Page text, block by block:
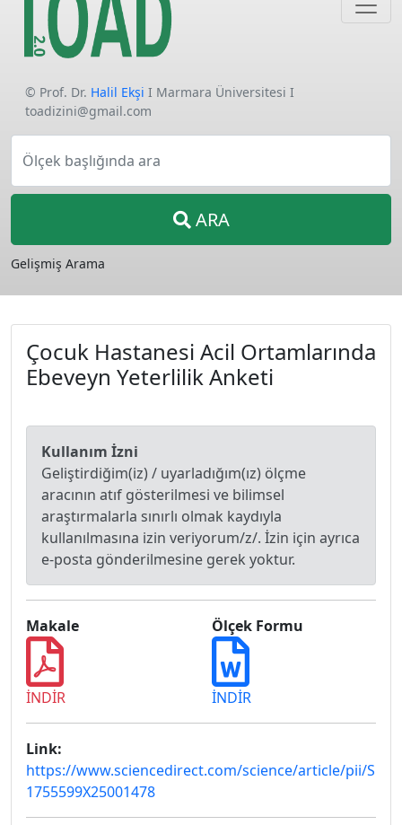
© Prof. Dr. Halil Ekşi I Marmara Üniversitesi I
toadizini@gmail.com
Ölçek başlığında ara
ARA
Gelişmiş Arama
Çocuk Hastanesi Acil Ortamlarında
Ebeveyn Yeterlilik Anketi
Kullanım İzni
Geliştirdiğim(iz) / uyarladığım(ız) ölçme
aracının atıf gösterilmesi ve bilimsel
araştırmalarla sınırlı olmak kaydıyla
kullanılmasına izin veriyorum/z/. İzin için ayrıca
e-posta gönderilmesine gerek yoktur.
Makale
İNDİR
Ölçek Formu
İNDİR
Link:
https://www.sciencedirect.com/science/article/pii/S
1755599X25001478